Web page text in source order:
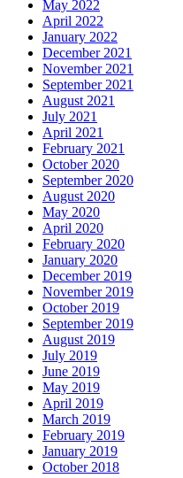
May 2022
April 2022
January 2022
December 2021
November 2021
September 2021
August 2021
July 2021
April 2021
February 2021
October 2020
September 2020
August 2020
May 2020
April 2020
February 2020
January 2020
December 2019
November 2019
October 2019
September 2019
August 2019
July 2019
June 2019
May 2019
April 2019
March 2019
February 2019
January 2019
October 2018